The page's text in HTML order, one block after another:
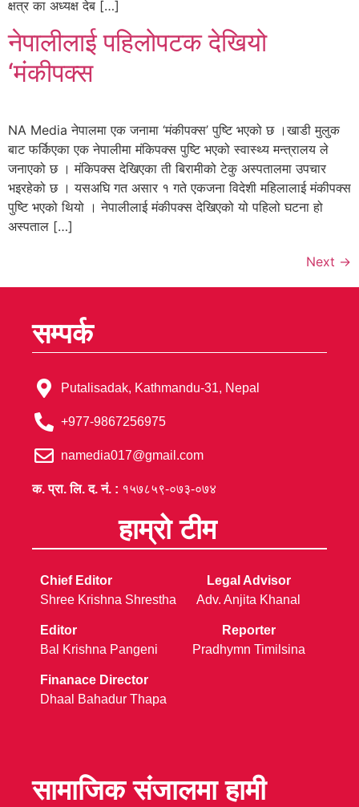
क्षत्र का अध्यक्ष देब […]
नेपालीलाई पहिलोपटक देखियो
‘मंकीपक्स
NA Media नेपालमा एक जनामा ‘मंकीपक्स’ पुष्टि भएको छ ।खाडी मुलुक
बाट फर्किएका एक नेपालीमा मंकिपक्स पुष्टि भएको स्वास्थ्य मन्त्रालय ले
जनाएको छ । मंकिपक्स देखिएका ती बिरामीको टेकु अस्पतालमा उपचार
भइरहेको छ । यसअघि गत असार १ गते एकजना विदेशी महिलालाई मंकीपक्स
पुष्टि भएको थियो । नेपालीलाई मंकीपक्स देखिएको यो पहिलो घटना हो
अस्पताल […]
Next →
सम्पर्क
Putalisadak, Kathmandu-31, Nepal
+977-9867256975
namedia017@gmail.com
क. प्रा. लि. द. नं. : १५७८५९-०७३-०७४
हाम्रो टीम
Chief Editor
Shree Krishna Shrestha
Editor
Bal Krishna Pangeni
Finanace Director
Dhaal Bahadur Thapa
Legal Advisor
Adv. Anjita Khanal
Reporter
Pradhymn Timilsina
सामाजिक संजालमा हामी